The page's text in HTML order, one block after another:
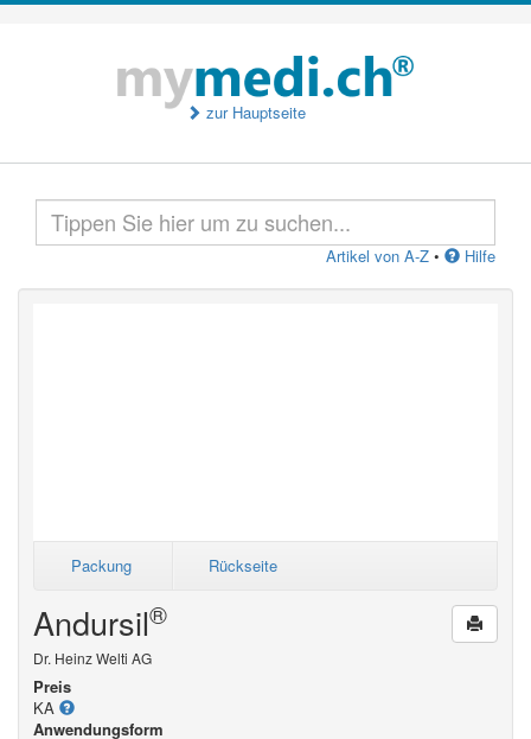
zur Hauptseite
Artikel von A-Z • Hilfe
Packung Rückseite
Andursil®
Dr. Heinz Welti AG
Preis
KA
Anwendungsform